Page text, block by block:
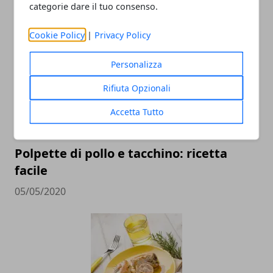
categorie dare il tuo consenso.
Cookie Policy | Privacy Policy
Personalizza
Rifiuta Opzionali
Accetta Tutto
Polpette di pollo e tacchino: ricetta
facile
05/05/2020